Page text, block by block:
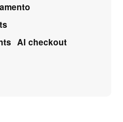
AI checkout